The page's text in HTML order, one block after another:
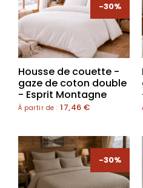
-30%
Housse de couette -
gaze de coton double
- Esprit Montagne
À partir de : 17,46 €
-30%